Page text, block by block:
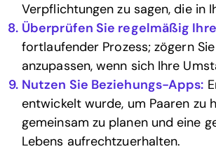
Verpflichtungen zu sagen, die in
Überprüfen Sie regelmäßig
fortlaufender Prozess; zögern
anzupassen, wenn sich Ihre
Nutzen Sie Beziehungs-Apps:
entwickelt wurde, um Paaren zu
gemeinsam zu planen und eine
Lebens aufrechtzuerhalten.